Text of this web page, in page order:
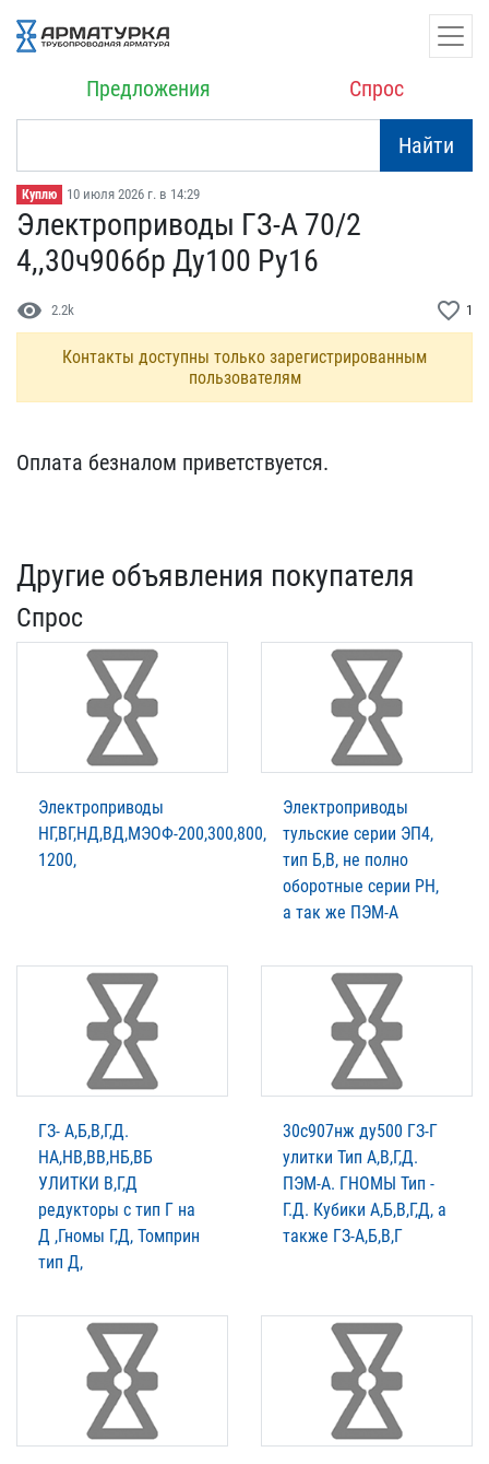
Предложения Спрос
Найти
Куплю 10 июля 2026 г. в 14:29
Электроприводы ГЗ-А 70/2​
4,,30ч906бр Ду100 Ру16
visibility 2.2k favorite_border 1
Контакты доступны только зарегистрированным
пользователям
Оплата безналом приветст​вуется.
Другие объявления покупателя
Спрос
Электроприводы
НГ,ВГ,НД,ВД,МЭОФ-200,300,800,
1200,
Электроприводы
тульские серии ЭП4,
тип Б,В, не полно
оборотные серии РН,
а так же ПЭМ-А
ГЗ- А,Б,В,Г,Д.
НА,НВ,ВВ,НБ,ВБ
УЛИТКИ В,Г,Д
редукторы с тип Г на
Д ,Гномы Г,Д, Томприн
тип Д,
30с907нж ду500 ГЗ-Г
улитки Тип А,В,Г,Д.
ПЭМ-А. ГНОМЫ Тип -
Г.Д. Кубики А,Б,В,Г,Д, а
также ГЗ-А,Б,В,Г